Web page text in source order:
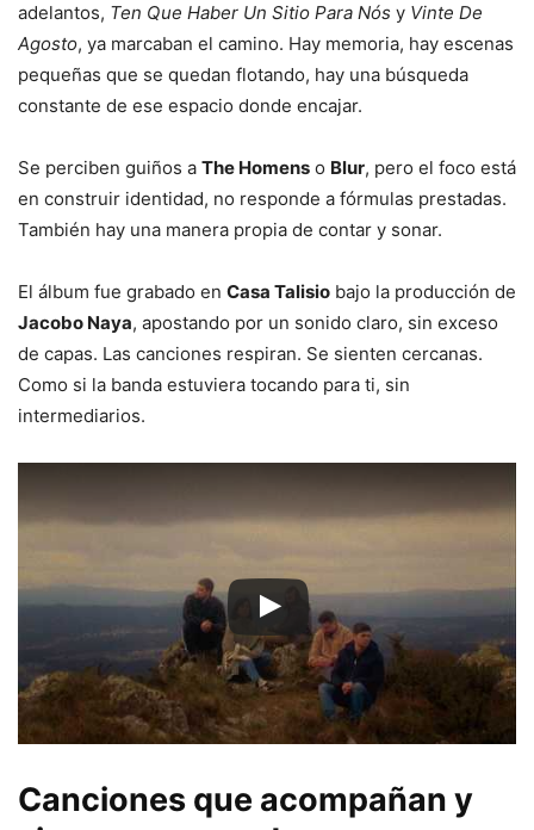
adelantos, Ten Que Haber Un Sitio Para Nós y Vinte De
Agosto, ya marcaban el camino. Hay memoria, hay escenas
pequeñas que se quedan flotando, hay una búsqueda
constante de ese espacio donde encajar.
Se perciben guiños a The Homens o Blur, pero el foco está
en construir identidad, no responde a fórmulas prestadas.
También hay una manera propia de contar y sonar.
El álbum fue grabado en Casa Talisio bajo la producción de
Jacobo Naya, apostando por un sonido claro, sin exceso
de capas. Las canciones respiran. Se sienten cercanas.
Como si la banda estuviera tocando para ti, sin
intermediarios.
Canciones que acompañan y